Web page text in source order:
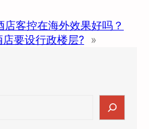
店客控在海外效果好吗？
要设行政楼层? »